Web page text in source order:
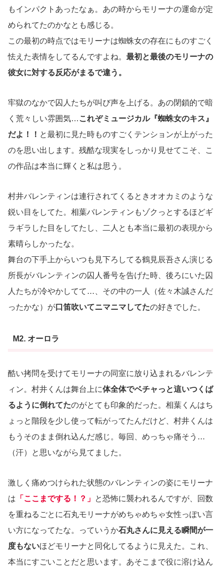
もインパクトあったなぁ。あの時からモリーナの運命が定
められてたのかなとも感じる。
この最初の時点ではモリーナは蜘蛛女の存在にものすごく
怯えた表情をしてるんですよね。 最初と最後のモリーナの
彼女に対する反応がまるで違う。
牢獄のなかで囚人たちが叫び声を上げる。あの閉鎖的で暗
く荒々しい雰囲気… これぞミュージカル『蜘蛛女のキス』
だよ！！ と最初に見た時ものすごくテンションが上がった
のを思い出します。残酷な現実をしっかり見せてこそ、こ
の作品は本当に輝くと私は思う。
村井バレンティンは連行されてくるときオオカミのような
鋭い目をしてた。相葉バレンティンもゾクっとするほどギ
ラギラした目をしてたし、二人とも本当に最初の表現から
素晴らしかったな。
舞台の下手上からいつも見下ろしてる鶴見辰吾さん演じる
所長がバレンティンの囚人番号を告げた時、後ろにいた囚
人たちが冷やかしてて…、その中の一人（佐々木誠さんだ
ったかな）が口笛吹いてニマニマしてたの好きでした。
M2. オーロラ
酷い拷問を受けてモリーナの同室に放り込まれるバレンテ
ィン。村井くんは舞台上に体全体でベチャっと這いつくば
るように倒れてたのがとても印象的だった。相葉くんはち
ょっと階段を少し使って転がってたんだけど、村井くんは
もうそのまま倒れ込んだ感じ。毎回、めっちゃ痛そう…
（汗）と思いながら見てました。
激しく痛めつけられた状態のバレンティンの姿にモリーナ
は 「ここまでする！？」 と恐怖に襲われるんですが、回数
を重ねるごとに石丸モリーナがめちゃめちゃ女性っぽい言
い方になってたな。っていうか石丸さんに見える瞬間が一
度もないほどモリーナと同化してるように見えた。これ、
本当にすごいことだと思います。あそこまで役に溶け込ん